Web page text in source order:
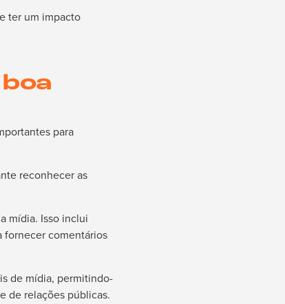
ter um impacto
para
reconhecer as
mídia. Isso inclui
fornecer comentários
de mídia, permitindo-
de relações públicas.